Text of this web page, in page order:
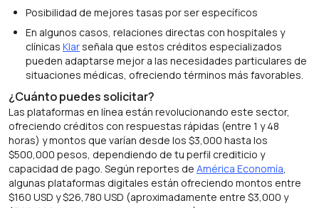
Posibilidad de mejores tasas por ser específicos
En algunos casos, relaciones directas con hospitales y
clínicas Klarseñala que estos créditos especializados
pueden adaptarse mejor a las necesidades particulares de
situaciones médicas, ofreciendo términos más favorables.
¿Cuánto puedes solicitar?
Las plataformas en línea están revolucionando este sector,
ofreciendo créditos con respuestas rápidas (entre 1 y 48
horas) y montos que varían desde los $3,000 hasta los
$500,000 pesos, dependiendo de tu perfil crediticio y
capacidad de pago. Según reportes de América Economía,
algunas plataformas digitales están ofreciendo montos entre
$160 USD y $26,780 USD (aproximadamente entre $3,000 y